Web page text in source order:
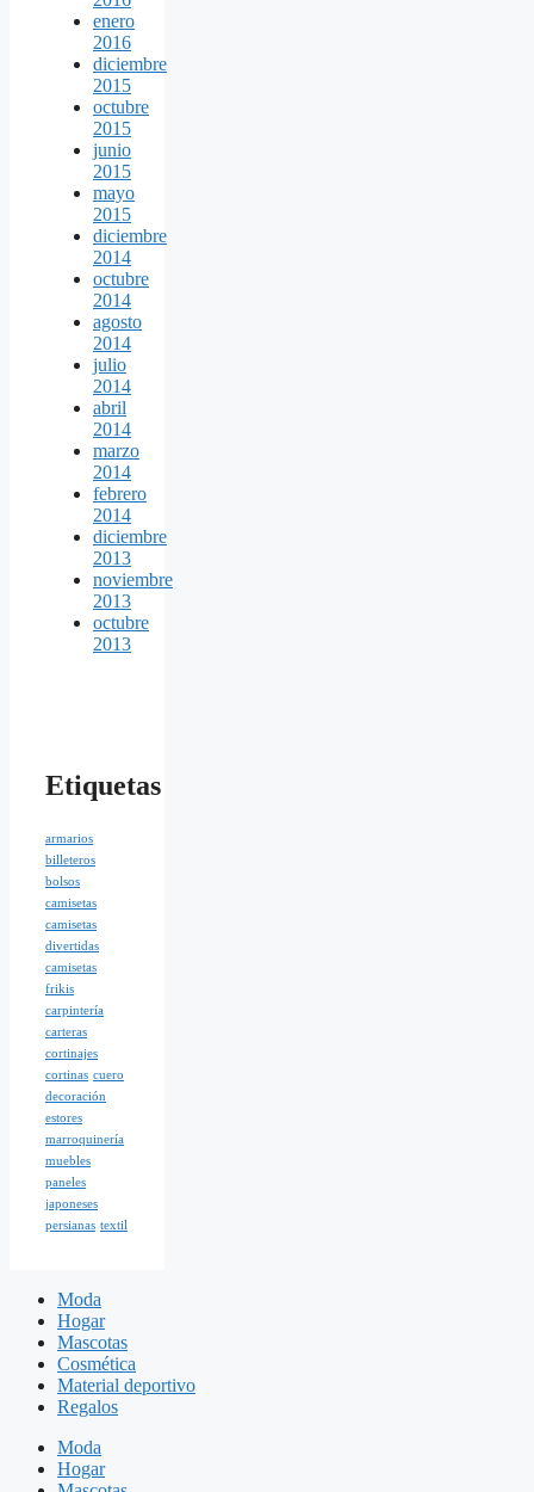
enero
2016
diciembre
2015
octubre
2015
junio
2015
mayo
2015
diciembre
2014
octubre
2014
agosto
2014
julio
2014
abril
2014
marzo
2014
febrero
2014
diciembre
2013
noviembre
2013
octubre
2013
Etiquetas
armarios
billeteros
bolsos
camisetas
camisetas
divertidas
camisetas
frikis
carpintería
carteras
cortinajes
cortinas cuero
decoración
estores
marroquinería
muebles
paneles
japoneses
persianas textil
Moda
Hogar
Mascotas
Cosmética
Material deportivo
Regalos
Moda
Hogar